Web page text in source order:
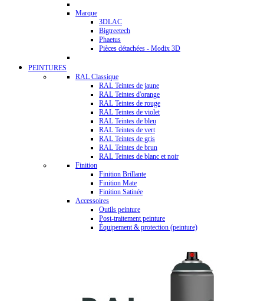
Marque
3DLAC
Bigtreetech
Phaetus
Pièces détachées - Modix 3D
PEINTURES
RAL Classique
RAL Teintes de jaune
RAL Teintes d'orange
RAL Teintes de rouge
RAL Teintes de violet
RAL Teintes de bleu
RAL Teintes de vert
RAL Teintes de gris
RAL Teintes de brun
RAL Teintes de blanc et noir
Finition
Finition Brillante
Finition Mate
Finition Satinée
Accessoires
Outils peinture
Post-traitement peinture
Équipement & protection (peinture)